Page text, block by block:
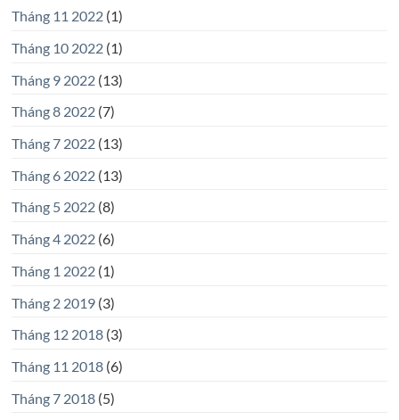
Tháng 11 2022(1)
Tháng 10 2022(1)
Tháng 9 2022(13)
Tháng 8 2022(7)
Tháng 7 2022(13)
Tháng 6 2022(13)
Tháng 5 2022(8)
Tháng 4 2022(6)
Tháng 1 2022(1)
Tháng 2 2019(3)
Tháng 12 2018(3)
Tháng 11 2018(6)
Tháng 7 2018(5)